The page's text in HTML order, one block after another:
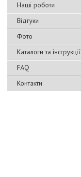
Наші роботи
Відгуки
Фото
Каталоги та інструкції
FAQ
Контакти